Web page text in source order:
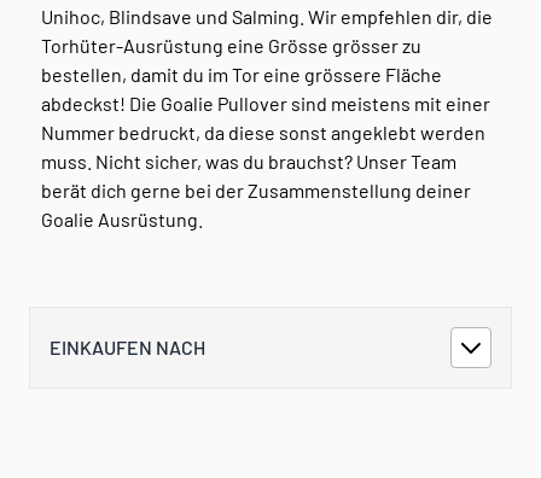
Unihoc, Blindsave und Salming. Wir empfehlen dir, die
Torhüter-Ausrüstung eine Grösse grösser zu
bestellen, damit du im Tor eine grössere Fläche
abdeckst! Die Goalie Pullover sind meistens mit einer
Nummer bedruckt, da diese sonst angeklebt werden
muss. Nicht sicher, was du brauchst? Unser Team
berät dich gerne bei der Zusammenstellung deiner
Goalie Ausrüstung.
EINKAUFEN NACH